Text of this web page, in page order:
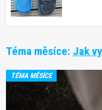
Téma měsíce: Jak
TÉMA MĚSÍCE